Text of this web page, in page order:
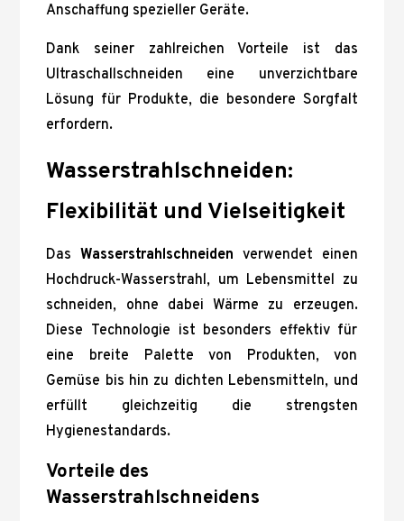
Anschaffung spezieller Geräte.
Dank seiner zahlreichen Vorteile ist das
Ultraschallschneiden eine unverzichtbare
Lösung für Produkte, die besondere Sorgfalt
erfordern.
Wasserstrahlschneiden:
Flexibilität und Vielseitigkeit
DasWasserstrahlschneiden verwendet einen
Hochdruck-Wasserstrahl, um Lebensmittel zu
schneiden, ohne dabei Wärme zu erzeugen.
Diese Technologie ist besonders effektiv für
eine breite Palette von Produkten, von
Gemüse bis hin zu dichten Lebensmitteln, und
erfüllt gleichzeitig die strengsten
Hygienestandards.
Vorteile des
Wasserstrahlschneidens